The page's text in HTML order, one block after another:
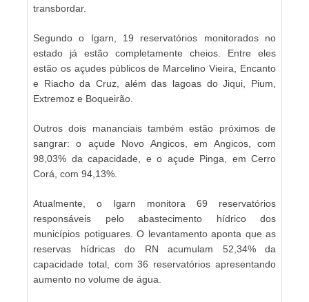
transbordar.
Segundo o Igarn, 19 reservatórios monitorados no
estado já estão completamente cheios. Entre eles
estão os açudes públicos de Marcelino Vieira, Encanto
e Riacho da Cruz, além das lagoas do Jiqui, Pium,
Extremoz e Boqueirão.
Outros dois mananciais também estão próximos de
sangrar: o açude Novo Angicos, em Angicos, com
98,03% da capacidade, e o açude Pinga, em Cerro
Corá, com 94,13%.
Atualmente, o Igarn monitora 69 reservatórios
responsáveis pelo abastecimento hídrico dos
municípios potiguares. O levantamento aponta que as
reservas hídricas do RN acumulam 52,34% da
capacidade total, com 36 reservatórios apresentando
aumento no volume de água.